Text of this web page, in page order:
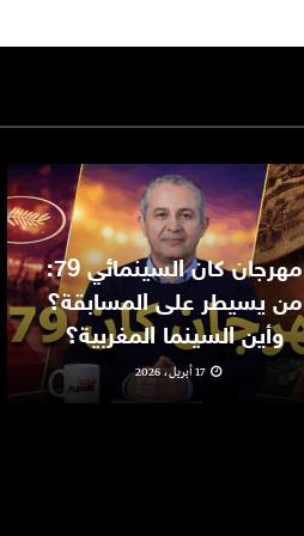
مهرجان كان السينمائي 79:
من يسيطر على المسابقة؟
وأين السينما المغربية؟
17 أبريل، 2026